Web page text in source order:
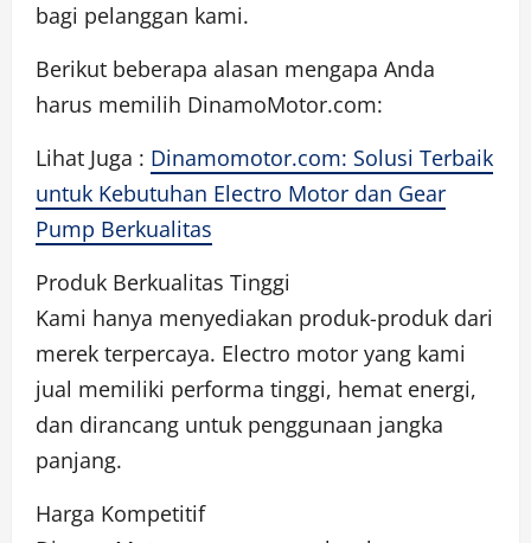
bagi pelanggan kami.
Berikut beberapa alasan mengapa Anda
harus memilih DinamoMotor.com:
Lihat Juga : Dinamomotor.com: Solusi Terbaik
untuk Kebutuhan Electro Motor dan Gear
Pump Berkualitas
Produk Berkualitas Tinggi
Kami hanya menyediakan produk-produk dari
merek terpercaya. Electro motor yang kami
jual memiliki performa tinggi, hemat energi,
dan dirancang untuk penggunaan jangka
panjang.
Harga Kompetitif